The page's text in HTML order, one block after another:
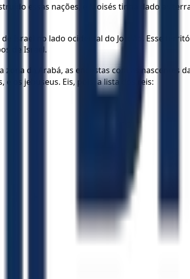
essas nações, e Moisés tinha dado as
Israel no lado ocidental do Jordão. Esse
de Israel.
zona da Arabá, as encostas com as nascentes
os jebuseus. Eis, pois, a lista dos reis: